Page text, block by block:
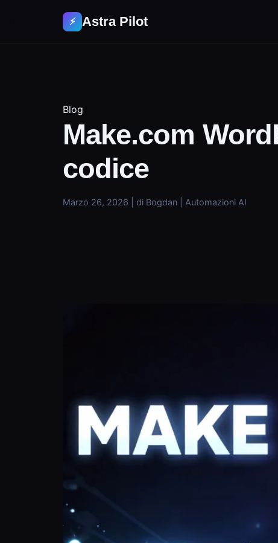
⚡ Astra Pilot
Blog
Make.com
codice
Marzo 26, 2026 di Bogdan Automazioni AI